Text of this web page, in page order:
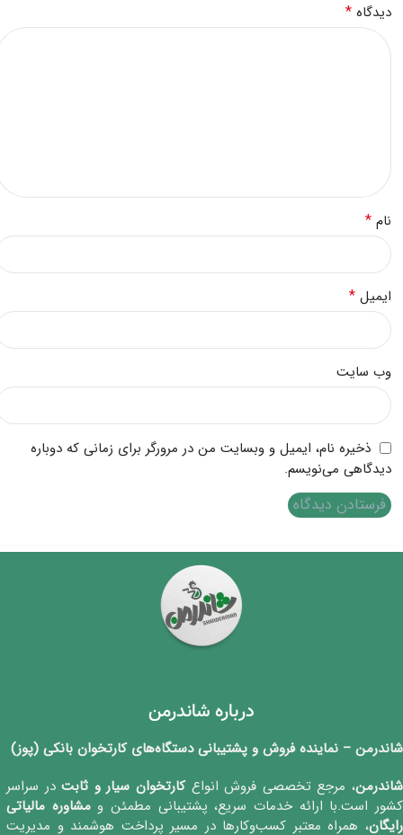
دیدگاه*
نام*
ایمیل*
وب‌ سایت
ذخیره نام، ایمیل و وبسایت من در مرورگر برای زمانی که دوباره
دیدگاهی می‌نویسم.
درباره شاندرمن
شاندرمن – نماینده فروش و پشتیبانی دستگاه‌های کارتخوان بانکی (پوز)
شاندرمن، مرجع تخصصی فروش انواعکارتخوان‌ سیار و ثابتدر سراسر
کشور است.با ارائه خدمات سریع، پشتیبانی مطمئن ومشاوره مالیاتی
رایگان، همراه معتبر کسب‌وکارها در مسیر پرداخت هوشمند و مدیریت